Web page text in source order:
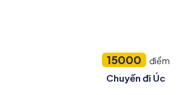
15000 điểm
Chuyến đi Úc